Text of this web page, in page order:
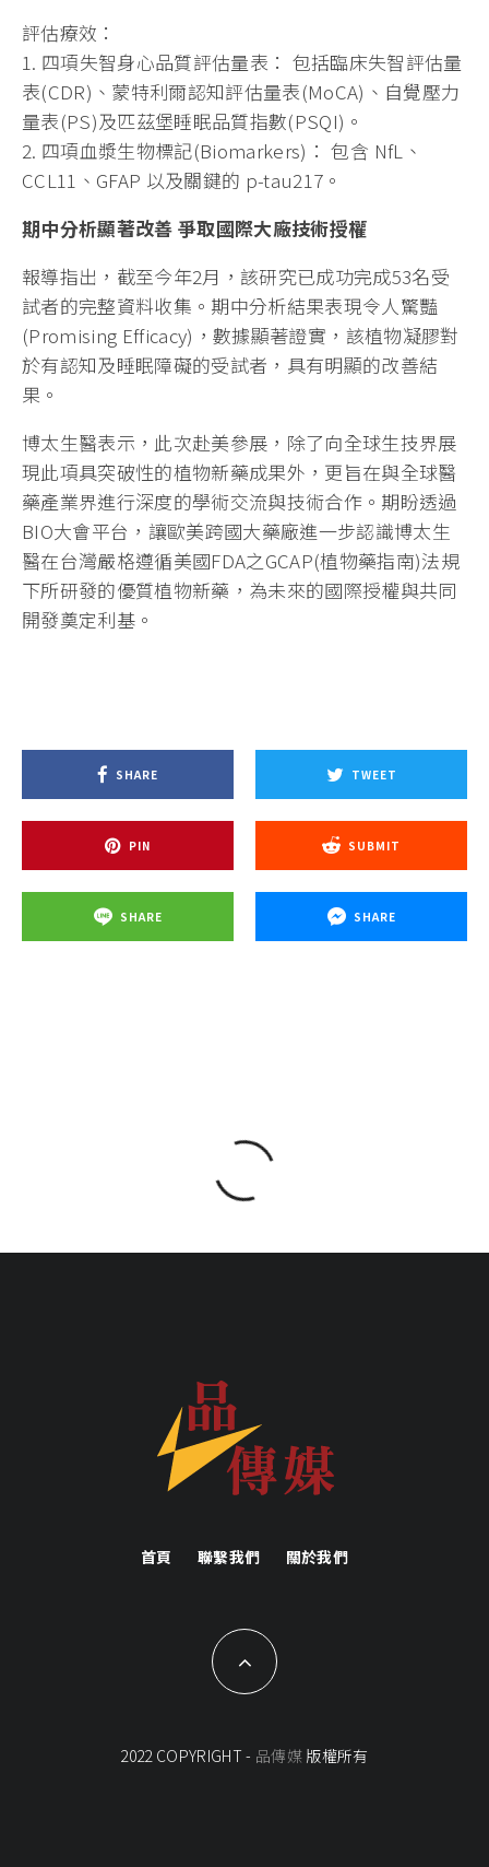
評估療效：
1. 四項失智身心品質評估量表： 包括臨床失智評估量
表(CDR)、蒙特利爾認知評估量表(MoCA)、自覺壓力
量表(PS)及匹茲堡睡眠品質指數(PSQI)。
2. 四項血漿生物標記(Biomarkers)： 包含 NfL、
CCL11、GFAP 以及關鍵的 p-tau217。
期中分析顯著改善 爭取國際大廠技術授權
報導指出，截至今年2月，該研究已成功完成53名受
試者的完整資料收集。期中分析結果表現令人驚豔
(Promising Efficacy)，數據顯著證實，該植物凝膠對
於有認知及睡眠障礙的受試者，具有明顯的改善結
果。
博太生醫表示，此次赴美參展，除了向全球生技界展
現此項具突破性的植物新藥成果外，更旨在與全球醫
藥產業界進行深度的學術交流與技術合作。期盼透過
BIO大會平台，讓歐美跨國大藥廠進一步認識博太生
醫在台灣嚴格遵循美國FDA之GCAP(植物藥指南)法規
下所研發的優質植物新藥，為未來的國際授權與共同
開發奠定利基。
SHARE TWEET
PIN SUBMIT
SHARE SHARE
首頁 聯繫我們 關於我們
2022 COPYRIGHT - 品傳媒 版權所有